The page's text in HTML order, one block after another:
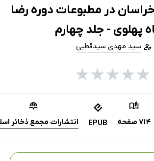
در مطبوعات دوره رضا
پهلوی - جلد چهارم
سید مهدی سیدقطبی
★
★
★
★
★
714 صفحه EPUB انتشارات مجمع ذخائر